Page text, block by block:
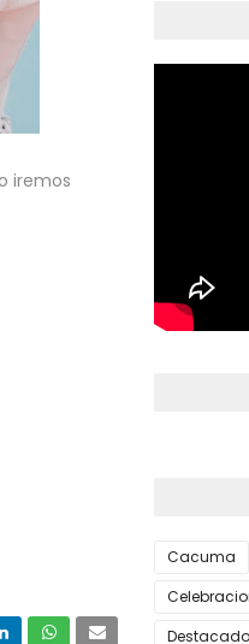
iremos
Cacuma